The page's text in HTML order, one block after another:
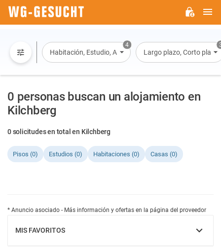
4
Habitación, Estudio, Apartamento, CasaLargo plazo, Corto
0 personas buscan un alojamiento en
Kilchberg
0 solicitudes en total en Kilchberg
Pisos (0) Estudios (0) Habitaciones (0) Casas (0)
* Anuncio asociado - Más información y ofertas en la página del proveedor
MIS FAVORITOS
MOSTRAR